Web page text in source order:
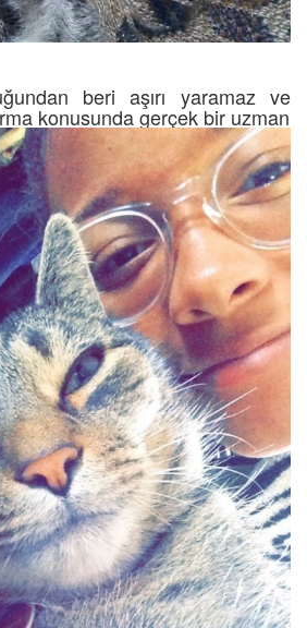
beri aşırı yaramaz ve
konusunda gerçek bir uzman